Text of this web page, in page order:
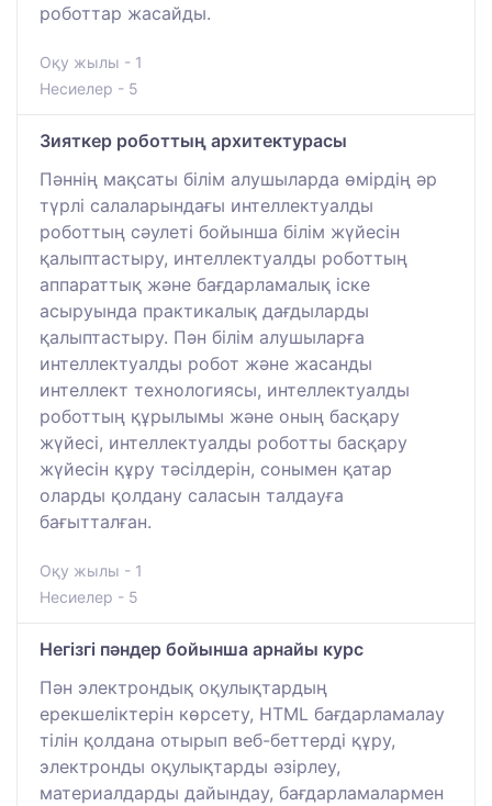
роботтар жасайды.
Оқу жылы - 1
Несиелер - 5
Зияткер роботтың архитектурасы
Пәннің мақсаты білім алушыларда өмірдің әр
түрлі салаларындағы интеллектуалды
роботтың сәулеті бойынша білім жүйесін
қалыптастыру, интеллектуалды роботтың
аппараттық және бағдарламалық іске
асыруында практикалық дағдыларды
қалыптастыру. Пән білім алушыларға
интеллектуалды робот және жасанды
интеллект технологиясы, интеллектуалды
роботтың құрылымы және оның басқару
жүйесі, интеллектуалды роботты басқару
жүйесін құру тәсілдерін, сонымен қатар
оларды қолдану саласын талдауға
бағытталған.
Оқу жылы - 1
Несиелер - 5
Негізгі пәндер бойынша арнайы курс
Пән электрондық оқулықтардың
ерекшеліктерін көрсету, HTML бағдарламалау
тілін қолдана отырып веб-беттерді құру,
электронды оқулықтарды әзірлеу,
материалдарды дайындау, бағдарламалармен